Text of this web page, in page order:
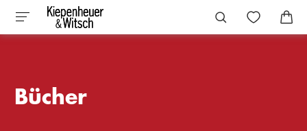
Bücher